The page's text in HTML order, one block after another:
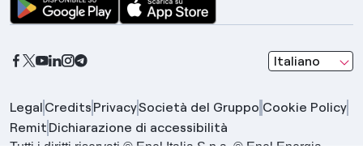
Gridspertise
Italiano
seleziona una
Legal Credits PrivacySocietà del Gruppo Cookie Policy
Remit Dichiarazione di accessibilità